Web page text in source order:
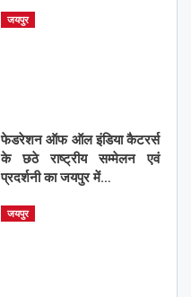
जयपुर
फेडरेशन ऑफ ऑल इंडिया कैटरर्स
के छठे राष्ट्रीय सम्मेलन एवं
प्रदर्शनी का जयपुर में…
जयपुर